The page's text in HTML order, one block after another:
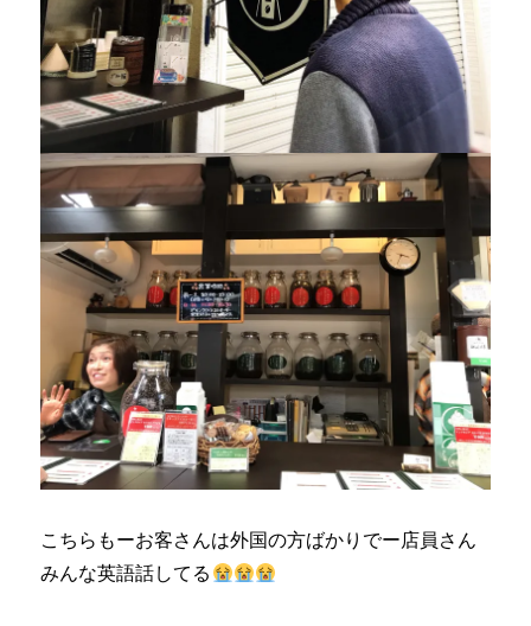
こちらもーお客さんは外国の方ばかりでー店員さん
みんな英語話してる